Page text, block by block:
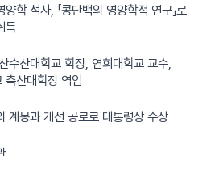
학 석사, 「콩단백의 영양학적 연구」로
득
수산대학교 학장, 연희대학교 교수,
축산대학장 역임
계몽과 개선 공로로 대통령상 수상